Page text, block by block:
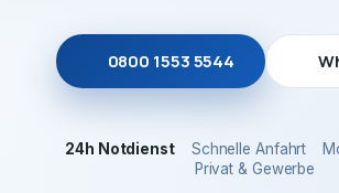
0800 1553 5544
24h Notdienst Schnelle Anfahrt
Privat & Gewerbe